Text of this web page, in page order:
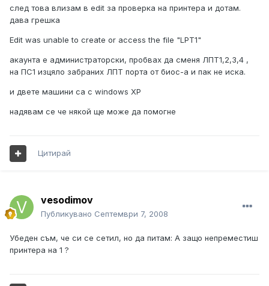
след това влизам в edit за проверка на принтера и дотам.
дава грешка
Edit was unable to create or access the file "LPT1"
акаунта е администраторски, пробвах да сменя ЛПТ1,2,3,4 ,
на ПС1 изцяло забраних ЛПТ порта от биос-а и пак не иска.
и двете машини са с windows XP
надявам се че някой ще може да помогне
Цитирай
vesodimov
Публикувано Септември 7, 2008
Убеден съм, че си се сетил, но да питам: А защо непреместиш
принтера на 1 ?